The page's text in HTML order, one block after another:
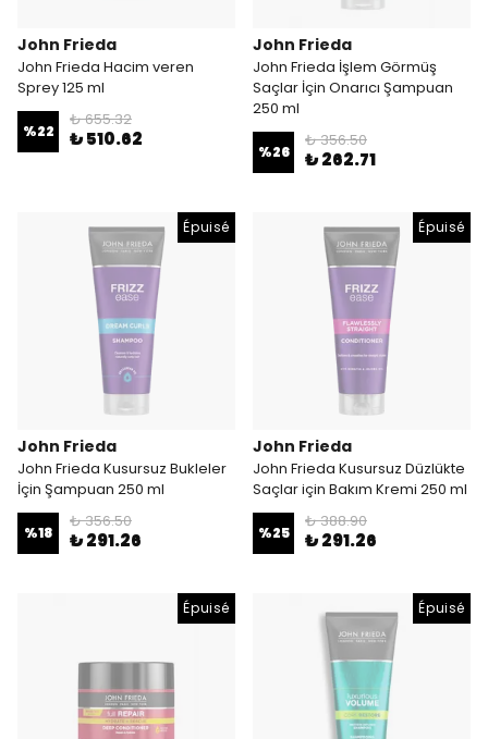
John Frieda
John Frieda Hacim veren
Sprey 125 ml
%22
₺ 655.32
₺ 510.62
John Frieda
John Frieda İşlem Görmüş
Saçlar İçin Onarıcı Şampuan
250 ml
%26
₺ 356.50
₺ 262.71
Épuisé
John Frieda
John Frieda Kusursuz Bukleler
İçin Şampuan 250 ml
%18
₺ 356.50
₺ 291.26
Épuisé
John Frieda
John Frieda Kusursuz Düzlükte
Saçlar için Bakım Kremi 250 ml
%25
₺ 388.90
₺ 291.26
Épuisé Épuisé